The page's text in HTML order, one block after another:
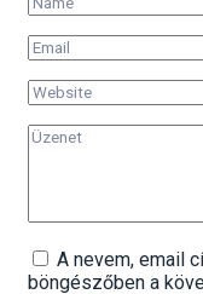
A nevem, email
böngészőben a